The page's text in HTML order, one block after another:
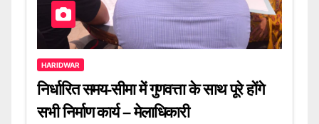
HARIDWAR
निर्धारित समय-सीमा में गुणवत्ता के साथ पूरे होंगे
सभी निर्माण कार्य – मेलाधिकारी